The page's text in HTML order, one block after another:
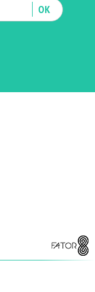
OK